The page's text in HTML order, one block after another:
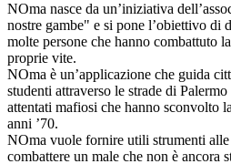
NOma nasce da un’iniziativa
nostre gambe" e si pone l’obiettivo di
molte persone che hanno combattuto
proprie vite.
NOma è un’applicazione che guida
studenti attraverso le strade di
attentati mafiosi che hanno sconvolto
anni ’70.
NOma vuole fornire utili strumenti
combattere un male che non è ancora